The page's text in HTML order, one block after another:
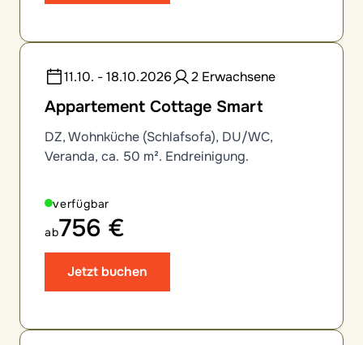
11.10. - 18.10.2026 2 Erwachsene
Appartement Cottage Smart
DZ, Wohnküche (Schlafsofa), DU/WC,
Veranda, ca. 50 m². Endreinigung.
verfügbar
ab756 €
Jetzt buchen